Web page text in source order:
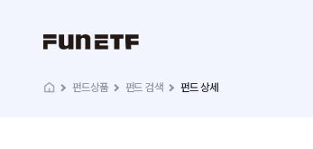
펀드상품 펀드 검색 펀드 상세